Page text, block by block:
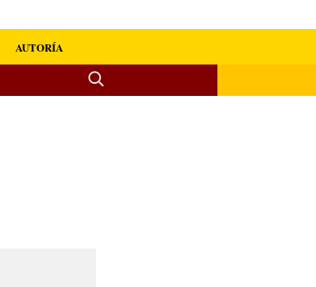
AUTORÍA